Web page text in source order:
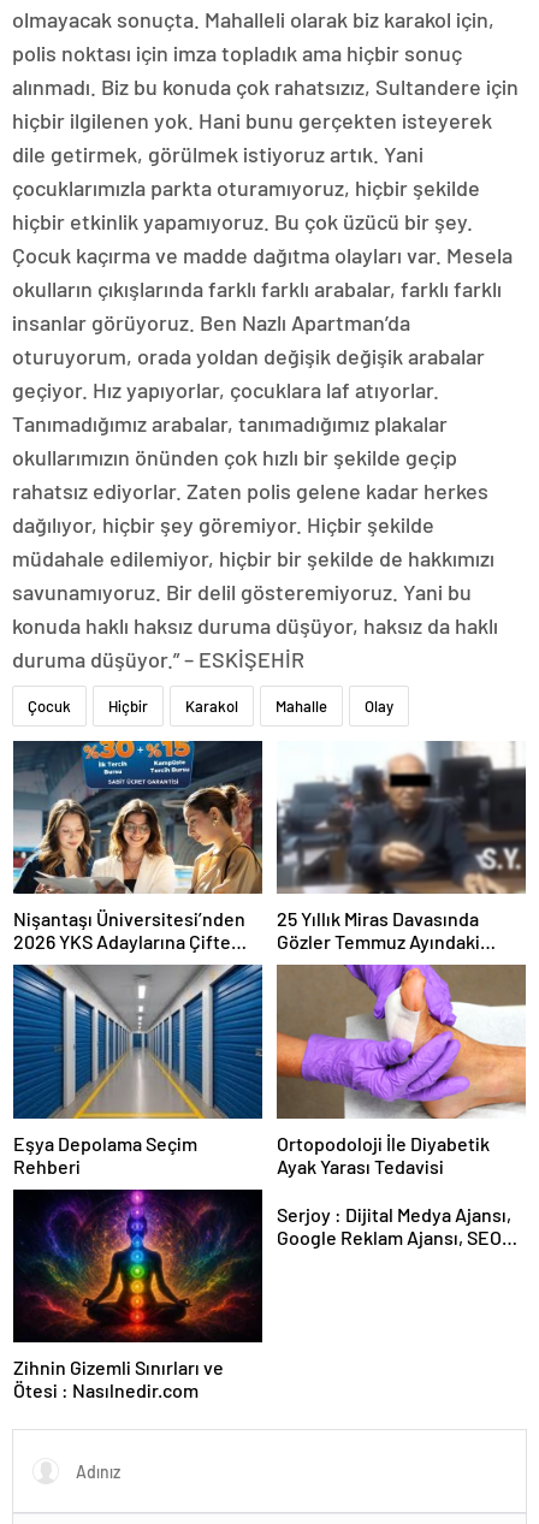
olmayacak sonuçta. Mahalleli olarak biz karakol için,
polis noktası için imza topladık ama hiçbir sonuç
alınmadı. Biz bu konuda çok rahatsızız, Sultandere için
hiçbir ilgilenen yok. Hani bunu gerçekten isteyerek
dile getirmek, görülmek istiyoruz artık. Yani
çocuklarımızla parkta oturamıyoruz, hiçbir şekilde
hiçbir etkinlik yapamıyoruz. Bu çok üzücü bir şey.
Çocuk kaçırma ve madde dağıtma olayları var. Mesela
okulların çıkışlarında farklı farklı arabalar, farklı farklı
insanlar görüyoruz. Ben Nazlı Apartman’da
oturuyorum, orada yoldan değişik değişik arabalar
geçiyor. Hız yapıyorlar, çocuklara laf atıyorlar.
Tanımadığımız arabalar, tanımadığımız plakalar
okullarımızın önünden çok hızlı bir şekilde geçip
rahatsız ediyorlar. Zaten polis gelene kadar herkes
dağılıyor, hiçbir şey göremiyor. Hiçbir şekilde
müdahale edilemiyor, hiçbir bir şekilde de hakkımızı
savunamıyoruz. Bir delil gösteremiyoruz. Yani bu
konuda haklı haksız duruma düşüyor, haksız da haklı
duruma düşüyor.” – ESKİŞEHİR
Çocuk Hiçbir Karakol Mahalle Olay
Nişantaşı Üniversitesi’nden
2026 YKS Adaylarına Çifte
Güvence: Sabit Ücret ve
Kesintisiz Burs
25 Yıllık Miras Davasında
Gözler Temmuz Ayındaki
Karar Duruşmasına Çevrildi
Eşya Depolama Seçim
Rehberi
Ortopodoloji İle Diyabetik
Ayak Yarası Tedavisi
Zihnin Gizemli Sınırları ve
Ötesi : Nasılnedir.com
Serjoy : Dijital Medya Ajansı,
Google Reklam Ajansı, SEO